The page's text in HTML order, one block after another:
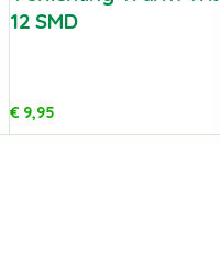
12 SMD
€9,95